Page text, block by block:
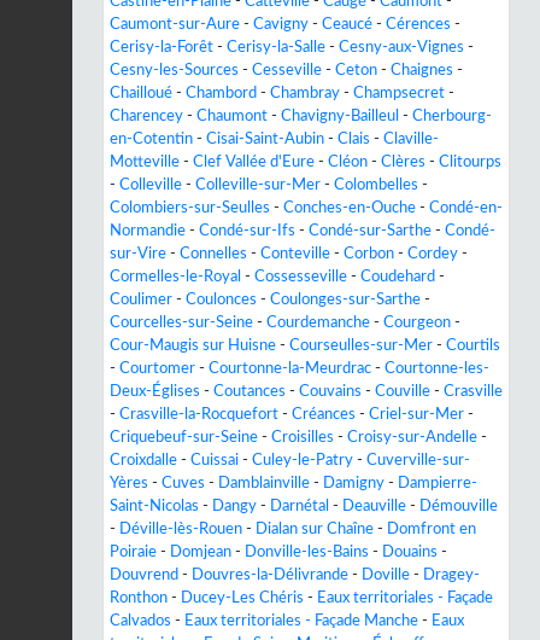
Caumont-sur-Aure - Cavigny - Ceaucé - Cérences -
Cerisy-la-Forêt - Cerisy-la-Salle - Cesny-aux-Vignes -
Cesny-les-Sources - Cesseville - Ceton - Chaignes -
Chailloué - Chambord - Chambray - Champsecret -
Charencey - Chaumont - Chavigny-Bailleul - Cherbourg-
en-Cotentin - Cisai-Saint-Aubin - Clais - Claville-
Motteville - Clef Vallée d'Eure - Cléon - Clères - Clitourps
- Colleville - Colleville-sur-Mer - Colombelles -
Colombiers-sur-Seulles - Conches-en-Ouche - Condé-en-
Normandie - Condé-sur-Ifs - Condé-sur-Sarthe - Condé-
sur-Vire - Connelles - Conteville - Corbon - Cordey -
Cormelles-le-Royal - Cossesseville - Coudehard -
Coulimer - Coulonces - Coulonges-sur-Sarthe -
Courcelles-sur-Seine - Courdemanche - Courgeon -
Cour-Maugis sur Huisne - Courseulles-sur-Mer - Courtils
- Courtomer - Courtonne-la-Meurdrac - Courtonne-les-
Deux-Églises - Coutances - Couvains - Couville - Crasville
- Crasville-la-Rocquefort - Créances - Criel-sur-Mer -
Criquebeuf-sur-Seine - Croisilles - Croisy-sur-Andelle -
Croixdalle - Cuissai - Culey-le-Patry - Cuverville-sur-
Yères - Cuves - Damblainville - Damigny -
Dampierre-
Saint-Nicolas - Dangy - Darnétal - Deauville -
Démouville
-
Déville-lès-Rouen - Dialan sur Chaîne -
Domfront en
Poiraie - Domjean - Donville-les-Bains - Douains -
Douvrend - Douvres-la-Délivrande - Doville -
Dragey-
Ronthon - Ducey-Les Chéris - Eaux territoriales - Façade
Calvados - Eaux territoriales - Façade Manche - Eaux